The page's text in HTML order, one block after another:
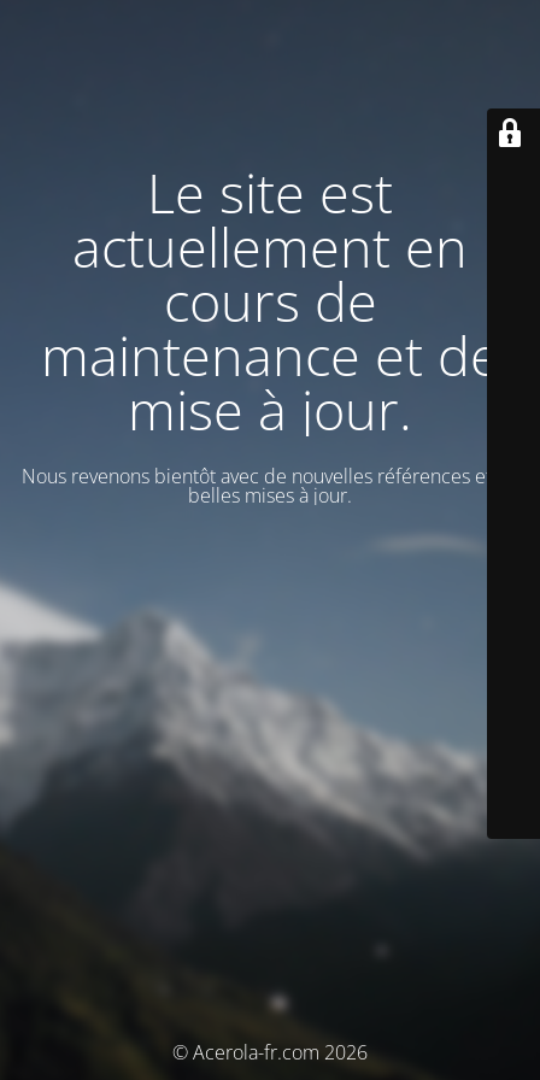
Le site est
actuellement en
cours de
maintenance et de
mise à jour.
Nous revenons bientôt avec de nouvelles références et de
belles mises à jour.
© Acerola-fr.com 2026